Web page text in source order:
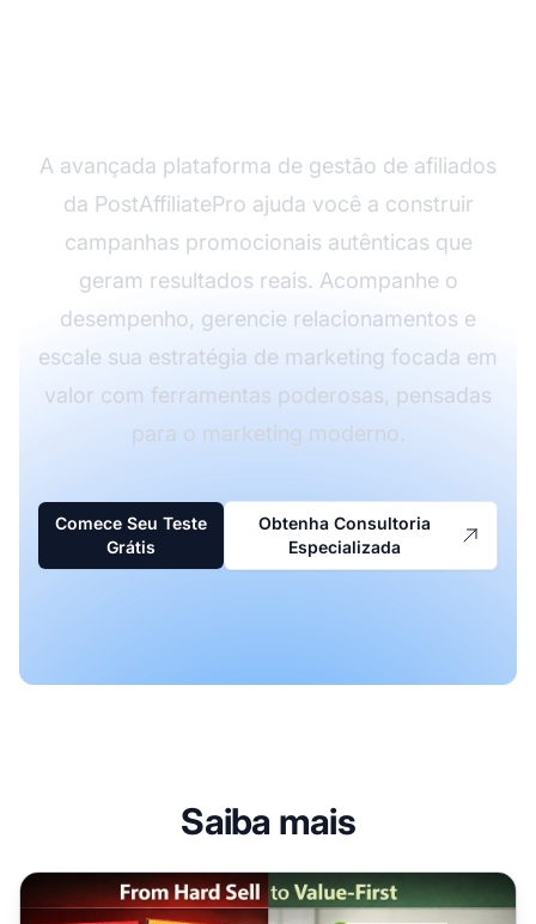
A avançada plataforma de gestão de afiliados
da PostAffiliatePro ajuda você a construir
campanhas promocionais autênticas que
geram resultados reais. Acompanhe o
desempenho, gerencie relacionamentos e
escale sua estratégia de marketing focada em
valor com ferramentas poderosas, pensadas
para o marketing moderno.
Comece Seu Teste
Grátis
Obtenha Consultoria
Especializada
Saiba mais
Promoção de Conteúdo Não Vendedor: 7 Estratégias